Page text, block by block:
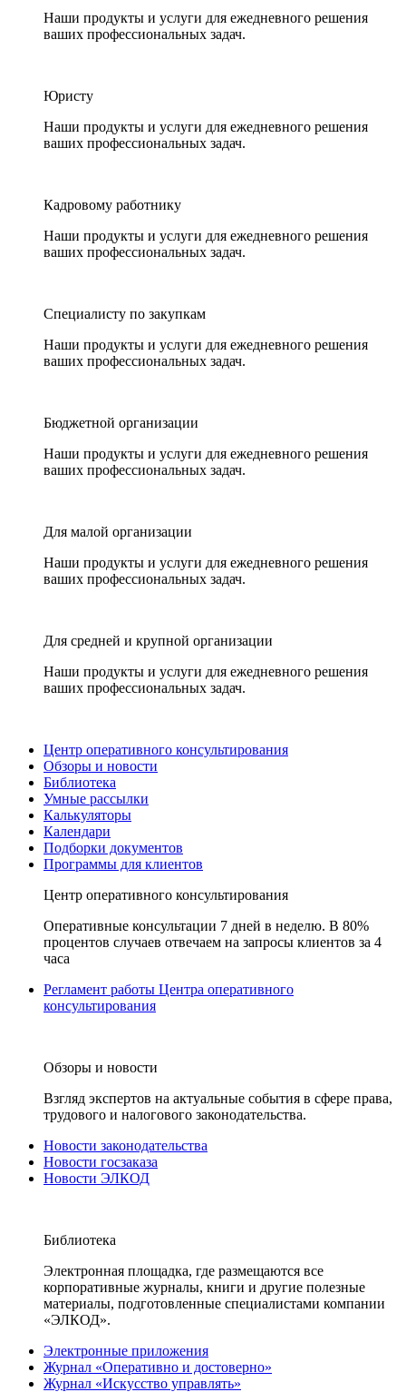
Наши продукты и услуги для ежедневного решения
ваших профессиональных задач.
Юристу
Наши продукты и услуги для ежедневного решения
ваших профессиональных задач.
Кадровому работнику
Наши продукты и услуги для ежедневного решения
ваших профессиональных задач.
Специалисту по закупкам
Наши продукты и услуги для ежедневного решения
ваших профессиональных задач.
Бюджетной организации
Наши продукты и услуги для ежедневного решения
ваших профессиональных задач.
Для малой организации
Наши продукты и услуги для ежедневного решения
ваших профессиональных задач.
Для средней и крупной организации
Наши продукты и услуги для ежедневного решения
ваших профессиональных задач.
Центр оперативного консультирования
Обзоры и новости
Библиотека
Умные рассылки
Калькуляторы
Календари
Подборки документов
Программы для клиентов
Центр оперативного консультирования
Оперативные консультации 7 дней в неделю. В 80%
процентов случаев отвечаем на запросы клиентов за 4
часа
Регламент работы Центра оперативного
консультирования
Обзоры и новости
Взгляд экспертов на актуальные события в сфере права,
трудового и налогового законодательства.
Новости законодательства
Новости госзаказа
Новости ЭЛКОД
Библиотека
Электронная площадка, где размещаются все
корпоративные журналы, книги и другие полезные
материалы, подготовленные специалистами компании
«ЭЛКОД».
Электронные приложения
Журнал «Оперативно и достоверно»
Журнал «Искусство управлять»